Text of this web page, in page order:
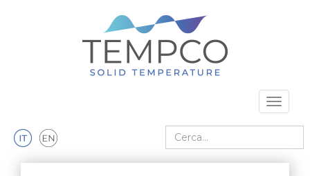
Toggle
Cerca nel sito